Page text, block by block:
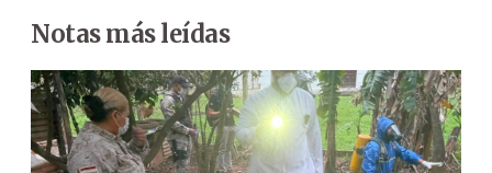
Notas más leídas